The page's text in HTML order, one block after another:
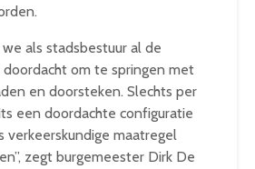
als stadsbestuur al de
doordacht om te springen met
en doorsteken. Slechts per
een doordachte configuratie
verkeerskundige maatregel
zegt burgemeester Dirk De